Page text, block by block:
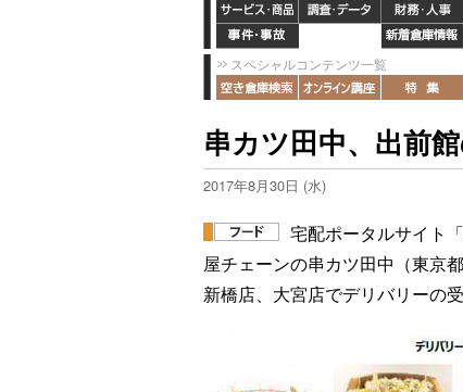
スペシャルコンテンツ一覧
串カツ田中、出前
2017年8月30日 (水)
宅配ポータルサイト
屋チェーンの串カツ田中（東京
新橋店、大宮店でデリバリーの